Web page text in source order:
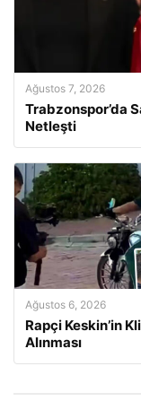
Ağustos 7, 2026
Trabzonspor’da
Netleşti
Ağustos 6, 2026
Rapçi Keskin’in
Alınması